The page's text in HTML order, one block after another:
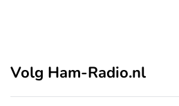
Volg Ham-Radio.nl